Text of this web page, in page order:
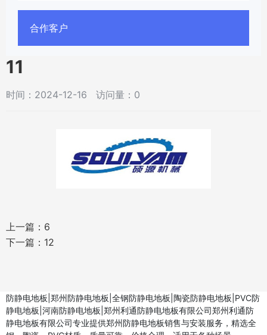
合作客户
11
时间：2024-12-16 访问量：0
上一篇： 6
下一篇： 12
防静电地板|郑州防静电地板|全钢防静电地板|陶瓷防静电地板|PVC防
静电地板|河南防静电地板|郑州利通防静电地板有限公司郑州利通防
静电地板有限公司专业提供郑州防静电地板销售与安装服务，精选全